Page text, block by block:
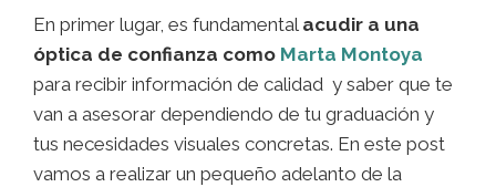
En primer lugar, es fundamental acudir a una
óptica de confianza como Marta Montoya
para recibir información de calidad y saber que te
van a asesorar dependiendo de tu graduación y
tus necesidades visuales concretas. En este post
vamos a realizar un pequeño adelanto de la